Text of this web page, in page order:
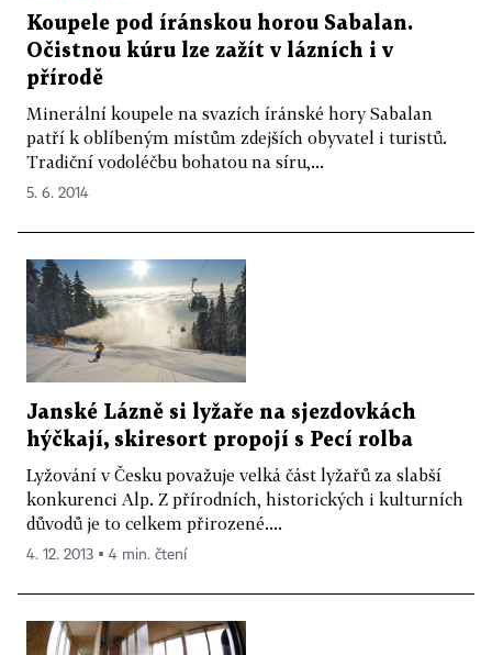
Koupele pod íránskou horou Sabalan.
Očistnou kúru lze zažít v lázních i v
přírodě
Minerální koupele na svazích íránské hory Sabalan
patří k oblíbeným místům zdejších obyvatel i turistů.
Tradiční vodoléčbu bohatou na síru,...
5. 6. 2014
Janské Lázně si lyžaře na sjezdovkách
hýčkají, skiresort propojí s Pecí rolba
Lyžování v Česku považuje velká část lyžařů za slabší
konkurenci Alp. Z přírodních, historických i kulturních
důvodů je to celkem přirozené....
4. 12. 2013 ▪ 4 min. čtení